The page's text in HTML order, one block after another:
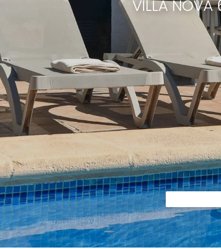
VILLA NOVA